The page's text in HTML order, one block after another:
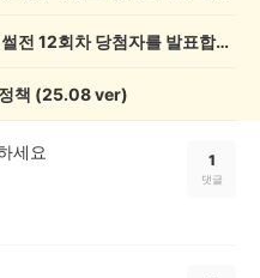
💰[당첨자 발표] 우리 동네 썰전 12회차 당첨자를 발표합니다!
책 (25.08 ver)
세요 1
댓글